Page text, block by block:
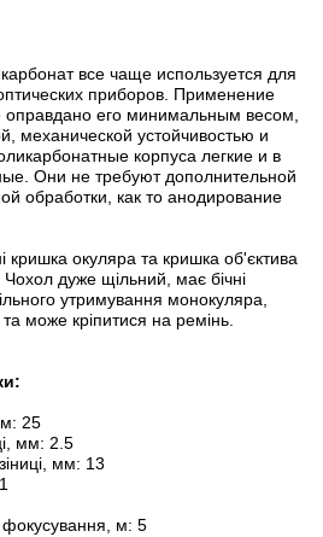
все чаще используется для
приборов. Применение
оправдано его минимальным весом,
механической устойчивостью и
корпуса легкие и в
Они не требуют дополнительной
обработки, как то анодирование
кришка окуляра та кришка об'єктива
Чохол дуже щільний, має бічні
утримування монокуляра,
може кріпитися на ремінь.
25
мм: 2.5
мм: 13
фокусування, м: 5